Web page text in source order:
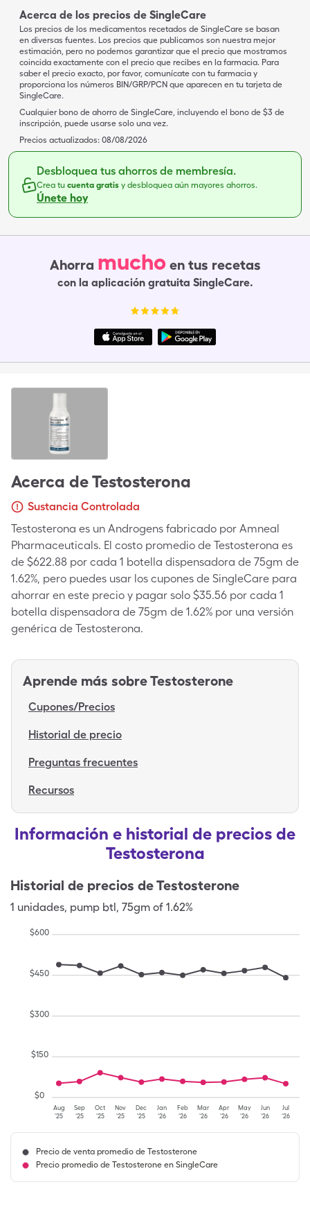
Acerca de los precios de SingleCare
Los precios de los medicamentos recetados de SingleCare se basan
en diversas fuentes. Los precios que publicamos son nuestra mejor
estimación, pero no podemos garantizar que el precio que mostramos
coincida exactamente con el precio que recibes en la farmacia. Para
saber el precio exacto, por favor, comunícate con tu farmacia y
proporciona los números BIN/GRP/PCN que aparecen en tu tarjeta de
SingleCare.
Cualquier bono de ahorro de SingleCare, incluyendo el bono de $3 de
inscripción, puede usarse solo una vez.
Precios actualizados: 08/08/2026
Desbloquea tus ahorros de membresía.
Crea tu cuenta gratis y desbloquea aún mayores ahorros.
Únete hoy
Ahorra mucho en tus recetas
con la aplicación gratuita SingleCare.
Acerca deTestosterona
Sustancia Controlada
Testosterona es un Androgens fabricado por Amneal
Pharmaceuticals. El costo promedio de Testosterona es
de $622.88 por cada 1 botella dispensadora de 75gm de
1.62%, pero puedes usar los cupones de SingleCare para
ahorrar en este precio y pagar solo $35.56 por cada 1
botella dispensadora de 75gm de 1.62% por una versión
genérica de Testosterona.
Aprende más sobreTestosterone
Cupones/Precios
Historial de precio
Preguntas frecuentes
Recursos
Información e historial de precios de
Testosterona
Historial de precios deTestosterone
1 unidades, pump btl, 75gm of 1.62%
Aug
'25
Sep
'25
Oct
'25
Nov
'25
Dec
'25
Jan
'26
Feb
'26
Mar
'26
Apr
'26
May
'26
Jun
'26
Jul
'26
$0
$150
$300
$450
$600
Precio de venta promedio de Testosterone
Precio promedio de Testosterone en SingleCare